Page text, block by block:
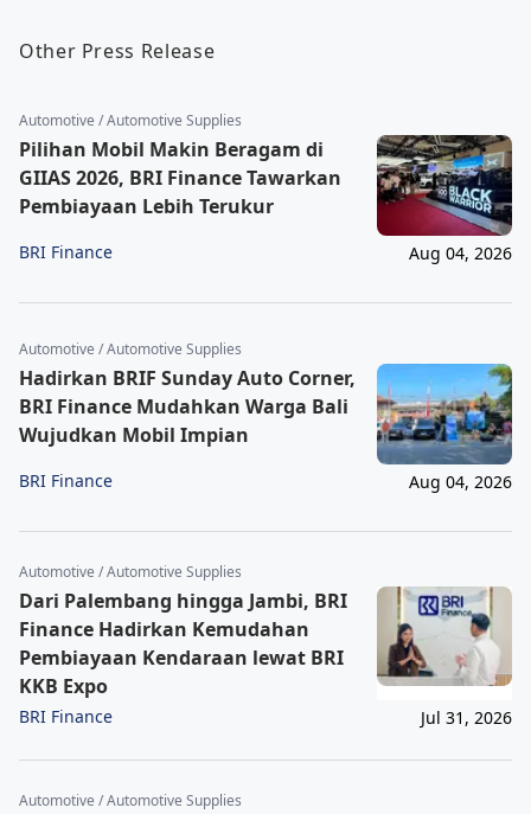
Other Press Release
Automotive / Automotive Supplies
Pilihan Mobil Makin Beragam di
GIIAS 2026, BRI Finance Tawarkan
Pembiayaan Lebih Terukur
BRI Finance Aug 04, 2026
Automotive / Automotive Supplies
Hadirkan BRIF Sunday Auto Corner,
BRI Finance Mudahkan Warga Bali
Wujudkan Mobil Impian
BRI Finance Aug 04, 2026
Automotive / Automotive Supplies
Dari Palembang hingga Jambi, BRI
Finance Hadirkan Kemudahan
Pembiayaan Kendaraan lewat BRI
KKB Expo
BRI Finance Jul 31, 2026
Automotive / Automotive Supplies